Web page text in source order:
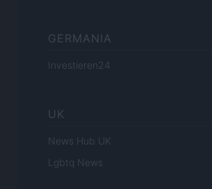
GERMANIA
Investieren24
UK
News Hub UK
Lgbtq News